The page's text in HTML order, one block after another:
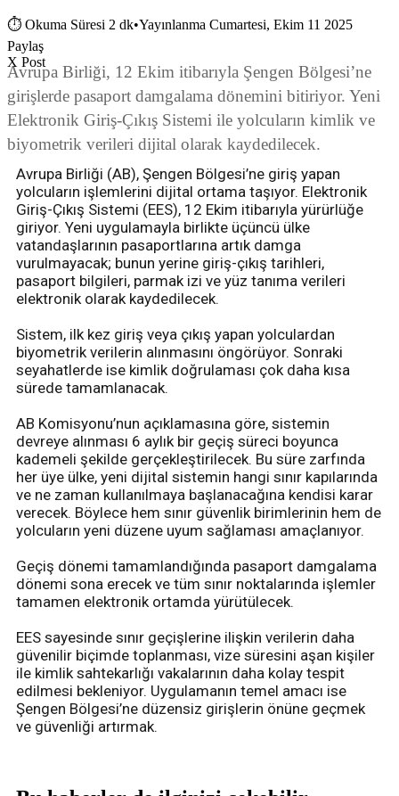
⏱ Okuma Süresi 2 dk•Yayınlanma Cumartesi, Ekim 11 2025
Paylaş
X Post
Avrupa Birliği, 12 Ekim itibarıyla Şengen Bölgesi’ne
girişlerde pasaport damgalama dönemini bitiriyor. Yeni
Elektronik Giriş-Çıkış Sistemi ile yolcuların kimlik ve
biyometrik verileri dijital olarak kaydedilecek.
Avrupa Birliği (AB), Şengen Bölgesi’ne giriş yapan
yolcuların işlemlerini dijital ortama taşıyor. Elektronik
Giriş-Çıkış Sistemi (EES), 12 Ekim itibarıyla yürürlüğe
giriyor. Yeni uygulamayla birlikte üçüncü ülke
vatandaşlarının pasaportlarına artık damga
vurulmayacak; bunun yerine giriş-çıkış tarihleri,
pasaport bilgileri, parmak izi ve yüz tanıma verileri
elektronik olarak kaydedilecek.
Sistem, ilk kez giriş veya çıkış yapan yolculardan
biyometrik verilerin alınmasını öngörüyor. Sonraki
seyahatlerde ise kimlik doğrulaması çok daha kısa
sürede tamamlanacak.
AB Komisyonu’nun açıklamasına göre, sistemin
devreye alınması 6 aylık bir geçiş süreci boyunca
kademeli şekilde gerçekleştirilecek. Bu süre zarfında
her üye ülke, yeni dijital sistemin hangi sınır kapılarında
ve ne zaman kullanılmaya başlanacağına kendisi karar
verecek. Böylece hem sınır güvenlik birimlerinin hem de
yolcuların yeni düzene uyum sağlaması amaçlanıyor.
Geçiş dönemi tamamlandığında pasaport damgalama
dönemi sona erecek ve tüm sınır noktalarında işlemler
tamamen elektronik ortamda yürütülecek.
EES sayesinde sınır geçişlerine ilişkin verilerin daha
güvenilir biçimde toplanması, vize süresini aşan kişiler
ile kimlik sahtekarlığı vakalarının daha kolay tespit
edilmesi bekleniyor. Uygulamanın temel amacı ise
Şengen Bölgesi’ne düzensiz girişlerin önüne geçmek
ve güvenliği artırmak.